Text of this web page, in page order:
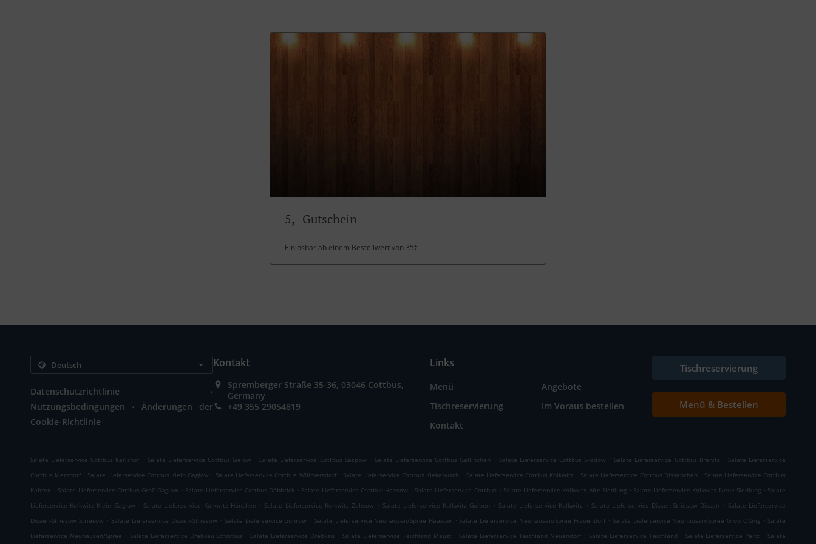
5,- Gutschein
Einlösbar ab einem Bestellwert von 35€
Datenschutzrichtlinie .
Nutzungsbedingungen .
Änderungen der
Cookie-Richtlinie
Kontakt
Spremberger Straße 35-36, 03046 Cottbus,
Germany
+49 355 29054819
Links
Menü
Angebote
Tischreservierung
Im Voraus bestellen
Kontakt
Tischreservierung
Menü & Bestellen
Salate Lieferservice Cottbus Karlshof . Salate Lieferservice Cottbus Sielow . Salate Lieferservice Cottbus Saspow . Salate Lieferservice Cottbus Gallinchen . Salate Lieferservice Cottbus Skadow . Salate Lieferservice Cottbus Branitz . Salate Lieferservice
Cottbus Merzdorf . Salate Lieferservice Cottbus Klein Gaglow . Salate Lieferservice Cottbus Willmersdorf . Salate Lieferservice Cottbus Kiekebusch . Salate Lieferservice Cottbus Kolkwitz . Salate Lieferservice Cottbus Dissenchen . Salate Lieferservice Cottbus
Kahren . Salate Lieferservice Cottbus Groß Gaglow . Salate Lieferservice Cottbus Döbbrick . Salate Lieferservice Cottbus Haasow . Salate Lieferservice Cottbus . Salate Lieferservice Kolkwitz Alte Siedlung . Salate Lieferservice Kolkwitz Neue Siedlung . Salate
Lieferservice Kolkwitz Klein Gaglow . Salate Lieferservice Kolkwitz Hänchen . Salate Lieferservice Kolkwitz Zahsow . Salate Lieferservice Kolkwitz Gulben . Salate Lieferservice Kolkwitz . Salate Lieferservice Dissen-Striesow Dissen . Salate Lieferservice
Dissen-Striesow Striesow . Salate Lieferservice Dissen-Striesow . Salate Lieferservice Guhrow . Salate Lieferservice Neuhausen/Spree Haasow . Salate Lieferservice Neuhausen/Spree Frauendorf . Salate Lieferservice Neuhausen/Spree Groß Oßnig . Salate
Lieferservice Neuhausen/Spree . Salate Lieferservice Drebkau Schorbus . Salate Lieferservice Drebkau . Salate Lieferservice Teichland Maust . Salate Lieferservice Teichland Neuendorf . Salate Lieferservice Teichland . Salate Lieferservice Peitz . Salate